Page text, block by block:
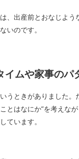
、出産前とおなじよう
いのです。
イムや家事のパ
うときがありました
とはなにか”を考えな
ています。